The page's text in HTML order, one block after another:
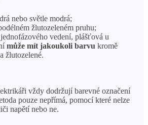
nebo světle modrá;
žlutozeleném pruhu;
vedení, plášťová u
může mít jakoukoli barvu kromě
žlutozelené.
vždy dodržují barevné označení
pouze nepřímá, pomocí které nelze
napětí nebo ne.